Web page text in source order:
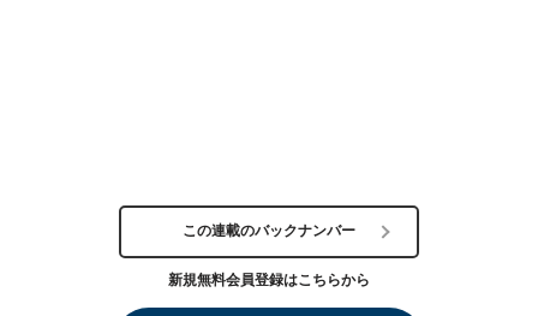
この連載のバックナンバー
新規無料会員登録はこちらから